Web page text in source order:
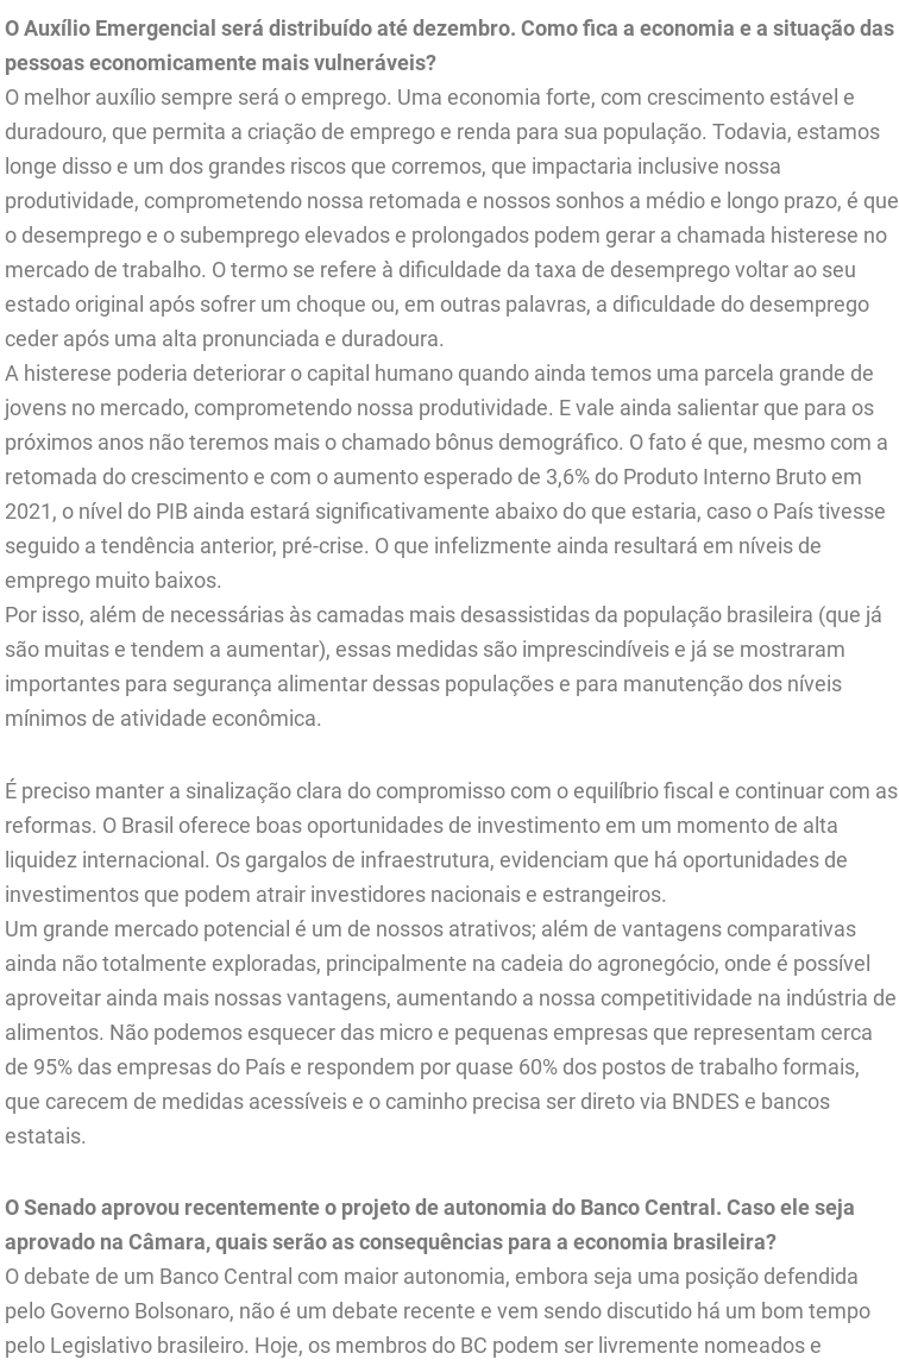
O Auxílio Emergencial será distribuído até dezembro. Como fica a economia e a situação das
pessoas economicamente mais vulneráveis?
O melhor auxílio sempre será o emprego. Uma economia forte, com crescimento estável e
duradouro, que permita a criação de emprego e renda para sua população. Todavia, estamos
longe disso e um dos grandes riscos que corremos, que impactaria inclusive nossa
produtividade, comprometendo nossa retomada e nossos sonhos a médio e longo prazo, é que
o desemprego e o subemprego elevados e prolongados podem gerar a chamada histerese no
mercado de trabalho. O termo se refere à dificuldade da taxa de desemprego voltar ao seu
estado original após sofrer um choque ou, em outras palavras, a dificuldade do desemprego
ceder após uma alta pronunciada e duradoura.
A histerese poderia deteriorar o capital humano quando ainda temos uma parcela grande de
jovens no mercado, comprometendo nossa produtividade. E vale ainda salientar que para os
próximos anos não teremos mais o chamado bônus demográfico. O fato é que, mesmo com a
retomada do crescimento e com o aumento esperado de 3,6% do Produto Interno Bruto em
2021, o nível do PIB ainda estará significativamente abaixo do que estaria, caso o País tivesse
seguido a tendência anterior, pré-crise. O que infelizmente ainda resultará em níveis de
emprego muito baixos.
Por isso, além de necessárias às camadas mais desassistidas da população brasileira (que já
são muitas e tendem a aumentar), essas medidas são imprescindíveis e já se mostraram
importantes para segurança alimentar dessas populações e para manutenção dos níveis
mínimos de atividade econômica.
É preciso manter a sinalização clara do compromisso com o equilíbrio fiscal e continuar com as
reformas. O Brasil oferece boas oportunidades de investimento em um momento de alta
liquidez internacional. Os gargalos de infraestrutura, evidenciam que há oportunidades de
investimentos que podem atrair investidores nacionais e estrangeiros.
Um grande mercado potencial é um de nossos atrativos; além de vantagens comparativas
ainda não totalmente exploradas, principalmente na cadeia do agronegócio, onde é possível
aproveitar ainda mais nossas vantagens, aumentando a nossa competitividade na indústria de
alimentos. Não podemos esquecer das micro e pequenas empresas que representam cerca
de 95% das empresas do País e respondem por quase 60% dos postos de trabalho formais,
que carecem de medidas acessíveis e o caminho precisa ser direto via BNDES e bancos
estatais.
O Senado aprovou recentemente o projeto de autonomia do Banco Central. Caso ele seja
aprovado na Câmara, quaisserão as consequências para a economia brasileira?
O debate de um Banco Central com maior autonomia, embora seja uma posição defendida
pelo Governo Bolsonaro, não é um debate recente e vem sendo discutido há um bom tempo
pelo Legislativo brasileiro. Hoje, os membros do BC podem ser livremente nomeados e